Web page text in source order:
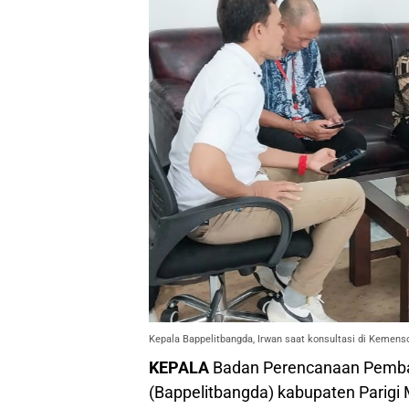
Kepala Bappelitbangda, Irwan saat konsultasi di
KEPALA Badan Perencanaan
(Bappelitbangda) kabupaten